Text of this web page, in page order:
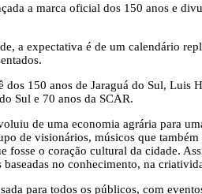
a marca oficial dos 150 anos e
a expectativa é de um calendário
150 anos de Jaraguá do Sul,
Sul e 70 anos da SCAR.
de uma economia agrária para
de visionários, músicos que
o coração cultural da cidade.
no conhecimento, na
para todos os públicos, com